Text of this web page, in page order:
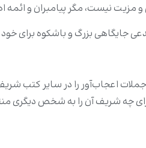
نیست، مگر پیامبران و ائمه
جایگاهی بزرگ و باشکوه برای
اعجاب‌آور را در سایر کتب شریف
چه شریف آن را به شخص